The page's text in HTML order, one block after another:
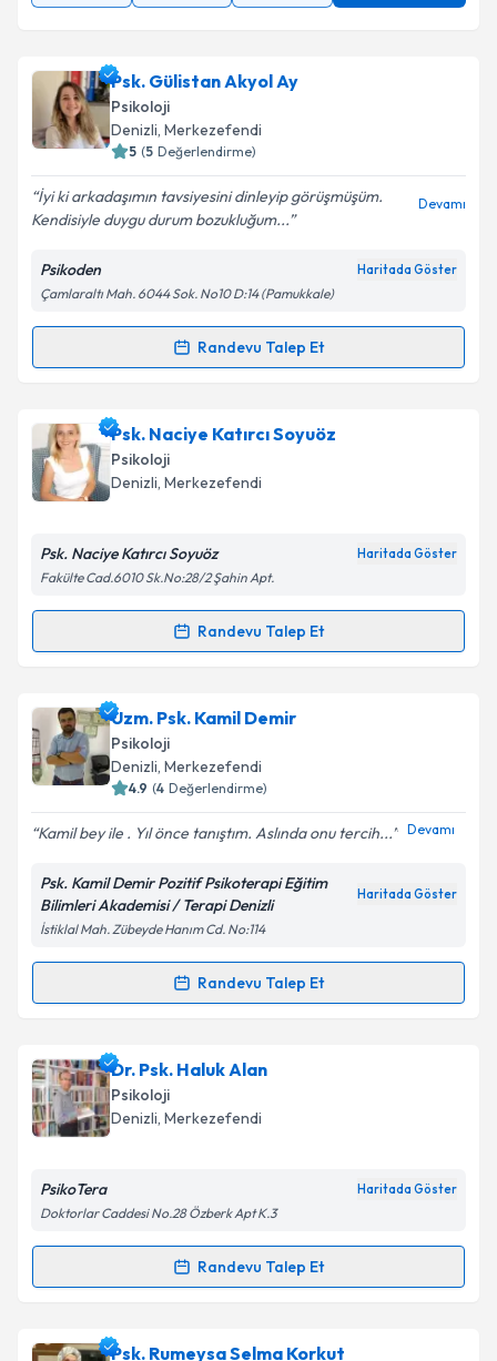
Psk. Gülistan Akyol Ay
Psikoloji
Denizli, Merkezefendi
5 (5 Değerlendirme)
İyi ki arkadaşımın tavsiyesini dinleyip görüşmüşüm.
Kendisiyle duygu durum bozukluğum...
Devamı
Psikoden Haritada Göster
Çamlaraltı Mah. 6044 Sok. No10 D:14 (Pamukkale)
Randevu Talep Et
Randevu Takvimi Talebi
Psk. Gülistan Akyol Ayiçin randevu takvimi talebi
oluşturun. Size bu uzmandan randevu almanız için bir
takvim hazırlandığında e-posta ile bilgilendireceğiz.
Kişisel verilerimin işlenmesine ilişkin
Metni'ni okudum ve kişisel verilerimin belirtilen
Takvim Talebini Gönder
Psk. Naciye Katırcı Soyuöz
Psikoloji
Denizli, Merkezefendi
Psk. Naciye Katırcı Soyuöz Haritada Göster
Fakülte Cad.6010 Sk.No:28/2 Şahin Apt.
Randevu Talep Et
Randevu Takvimi Talebi
Psk. Naciye Katırcı Soyuöziçin randevu takvimi
talebi oluşturun. Size bu uzmandan randevu almanız
için bir takvim hazırlandığında e-posta ile
bilgilendireceğiz.
E-posta Adresiniz
Kişisel verilerimin işlenmesine ilişkin
Metni'ni okudum ve kişisel verilerimin belirtilen
kapsamda işlenmesini kabul ediyorum.
Uzm. Psk. Kamil Demir
Psikoloji
Denizli, Merkezefendi
4.9 (4 Değerlendirme)
Kamil bey ile . Yıl önce tanıştım. Aslında onu tercih... Devamı
Psk. Kamil Demir Pozitif Psikoterapi Eğitim
Bilimleri Akademisi / Terapi Denizli
Haritada Göster
İstiklal Mah. Zübeyde Hanım Cd. No:114
Randevu Talep Et
Randevu Takvimi Talebi
Uzm. Psk. Kamil Demiriçin randevu takvimi talebi
oluşturun. Size bu uzmandan randevu almanız için bir
takvim hazırlandığında e-posta ile bilgilendireceğiz.
Kişisel verilerimin işlenmesine ilişkin
Metni'ni okudum ve kişisel verilerimin belirtilen
Dr. Psk. Haluk Alan
Psikoloji
Denizli, Merkezefendi
PsikoTera Haritada Göster
Doktorlar Caddesi No.28 Özberk Apt K.3
Randevu Talep Et
Randevu Takvimi Talebi
Dr. Psk. Haluk Alaniçin randevu takvimi talebi
Psk. Rumeysa Selma Korkut